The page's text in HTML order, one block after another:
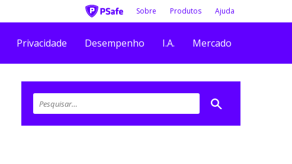
Sobre Produtos Ajuda
Privacidade Desempenho I.A. Mercado